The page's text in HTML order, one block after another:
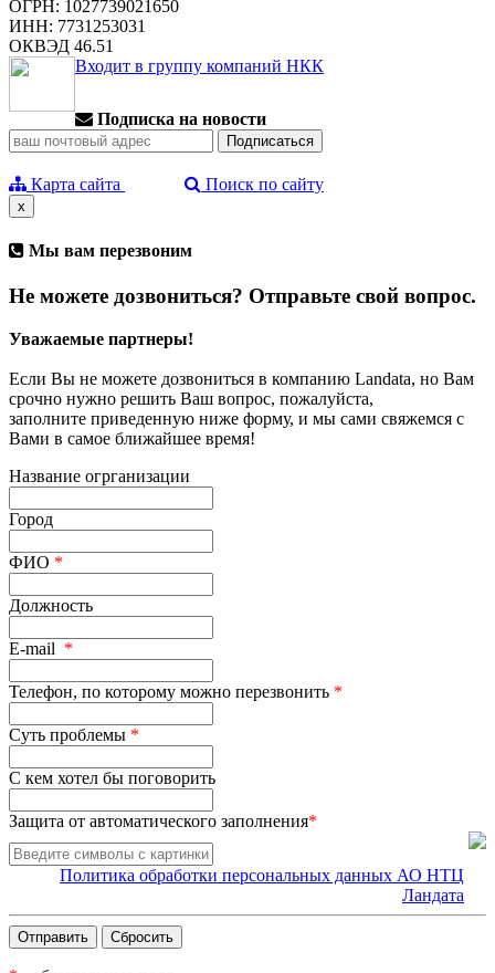
ОГРН: 1027739021650
ИНН: 7731253031
ОКВЭД 46.51
Входит в группу компаний НКК
Подписка на новости
Карта сайта Поиск по сайту
x
Мы вам перезвоним
Не можете дозвониться? Отправьте свой вопрос.
Уважаемые партнеры!
Если Вы не можете дозвониться в компанию Landata, но Вам
срочно нужно решить Ваш вопрос, пожалуйста,
заполните приведенную ниже форму, и мы сами свяжемся с
Вами в самое ближайшее время!
Название огрганизации
Город
ФИО *
Должность
E-mail *
Телефон, по которому можно перезвонить *
Суть проблемы *
С кем хотел бы поговорить
Защита от автоматического заполнения*
Политика обработки персональных данных АО НТЦ
Ландата